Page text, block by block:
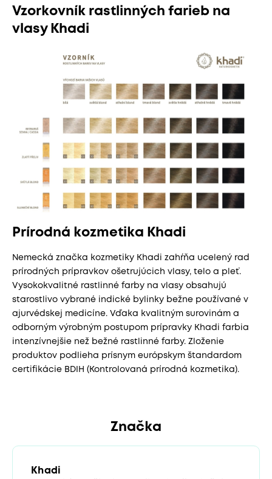
Vzorkovník rastlinných farieb na
vlasy Khadi
Prírodná kozmetika Khadi
Nemecká značka kozmetiky Khadi zahŕňa ucelený rad
prírodných prípravkov ošetrujúcich vlasy, telo a pleť.
Vysokokvalitné rastlinné farby na vlasy obsahujú
starostlivo vybrané indické bylinky bežne používané v
ajurvédskej medicíne. Vďaka kvalitným surovinám a
odborným výrobným postupom prípravky Khadi farbia
intenzívnejšie než bežné rastlinné farby. Zloženie
produktov podlieha prísnym európskym štandardom
certifikácie BDIH (Kontrolovaná prírodná kozmetika).
Značka
Khadi